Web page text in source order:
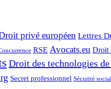
privé européen Lettres
RSE Avocats.eu Droit
Droit des technologies
Secret professionnel Sécurité